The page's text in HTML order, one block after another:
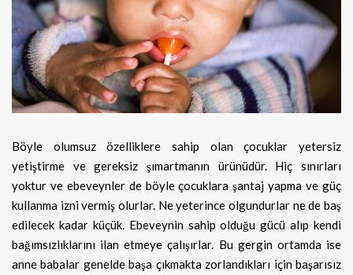
Böyle olumsuz özelliklere sahip olan çocuklar yetersiz
yetiştirme ve gereksiz şımartmanın ürünüdür. Hiç sınırları
yoktur ve ebeveynler de böyle çocuklara şantaj yapma ve güç
kullanma izni vermiş olurlar. Ne yeterince olgundurlar ne de baş
edilecek kadar küçük. Ebeveynin sahip olduğu gücü alıp kendi
bağımsızlıklarını ilan etmeye çalışırlar. Bu gergin ortamda ise
anne babalar genelde başa çıkmakta zorlandıkları için başarısız